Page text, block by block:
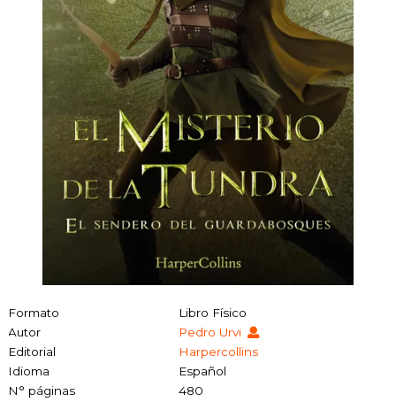
Formato
Libro Físico
Autor
Pedro Urvi
Editorial
Harpercollins
Idioma
Español
N° páginas
480